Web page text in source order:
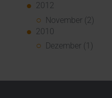
2012
November (2)
2010
Dezember (1)